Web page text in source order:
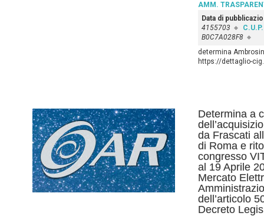
AMM.
Data di
4155703
C.U.P.
B0C7A028F8
determina
https://dettaglio-
Determina a
da Frascati
di Roma e
congresso
al 19 Aprile
Mercato
dell’articolo
Decreto